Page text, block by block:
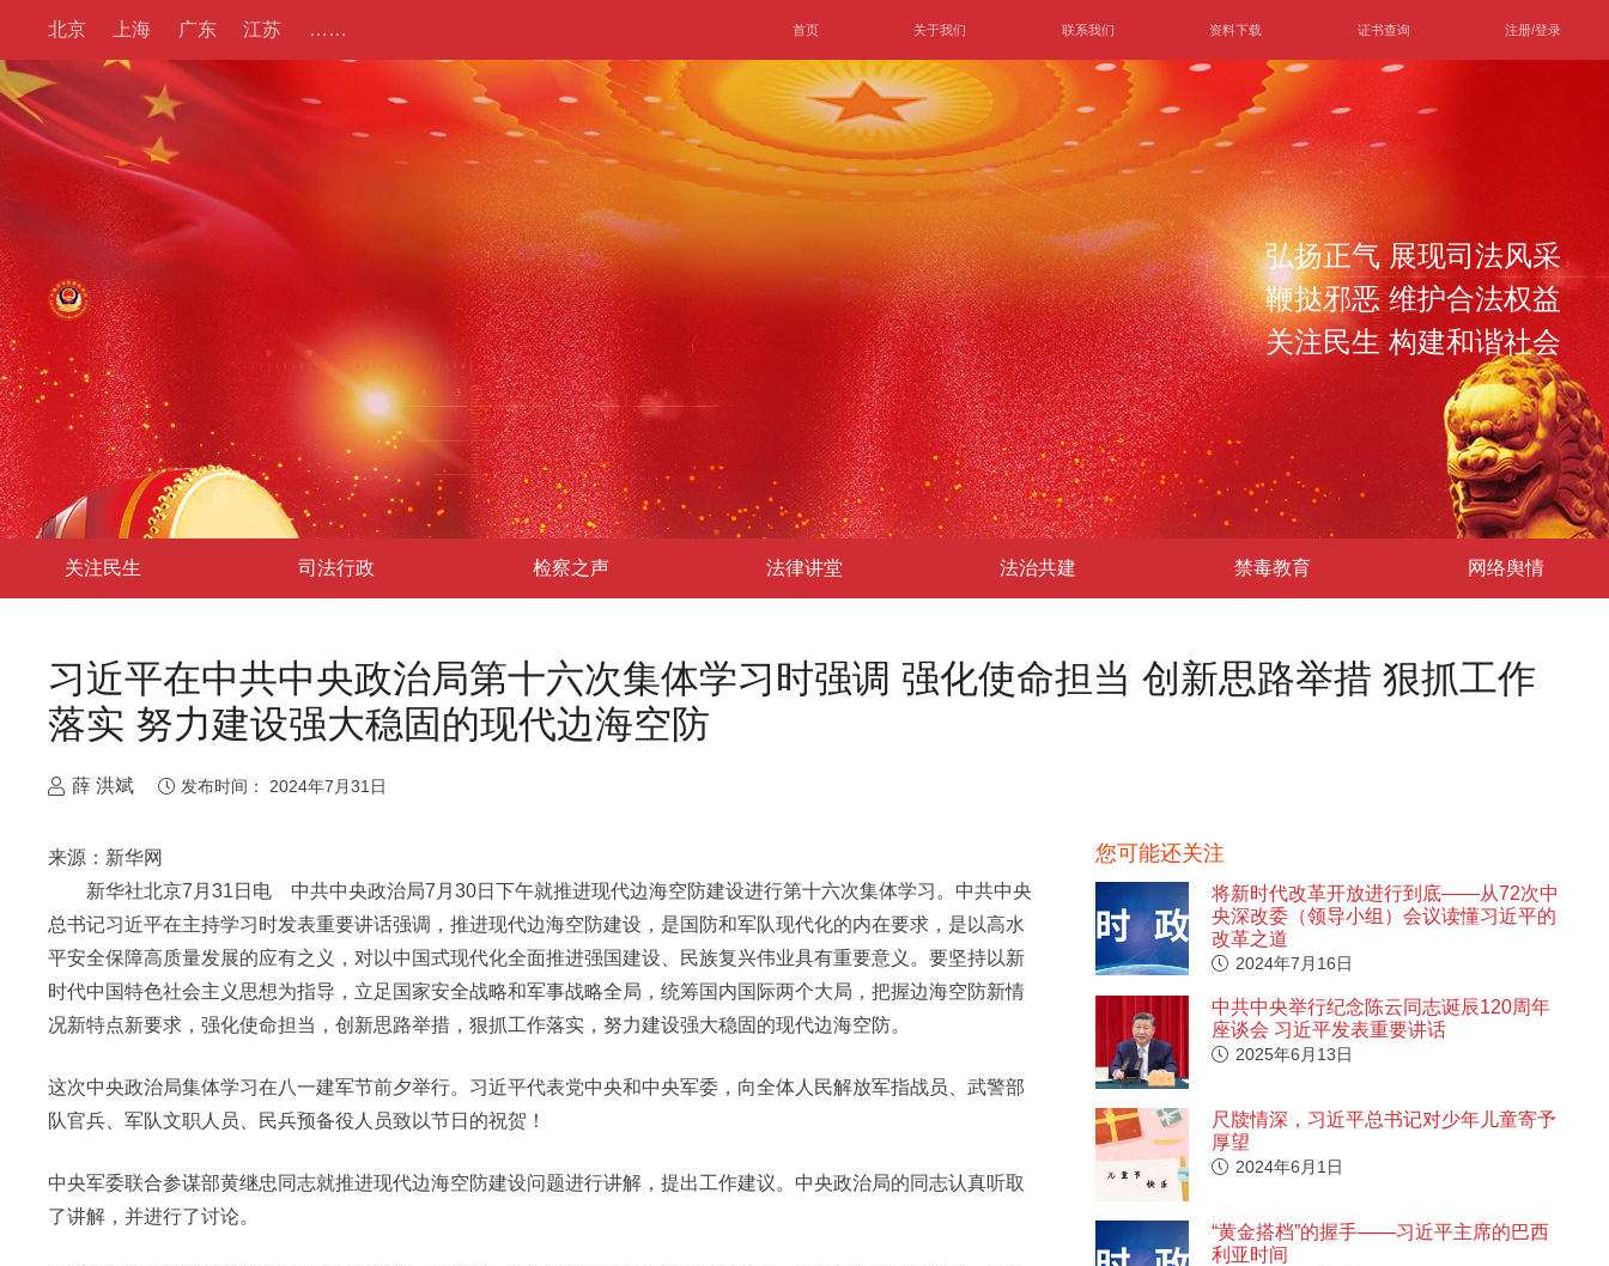
北京 上海 广东 江苏 …… 首页 关于我们 联系我们 资料下载 证书查询 注册/登录
弘扬正气 展现司法风采
鞭挞邪恶 维护合法权益
关注民生 构建和谐社会
关注民生 司法行政 检察之声 法律讲堂 法治共建 禁毒教育 网络舆情
习近平在中共中央政治局第十六次集体学习时强调 强化使命担当 创新思路举措 狠抓工作
落实 努力建设强大稳固的现代边海空防
薛 洪斌 发布时间： 2024年7月31日
来源：新华网
新华社北京7月31日电 中共中央政治局7月30日下午就推进现代边海空防建设进行第十六次集体学习。中共中央
总书记习近平在主持学习时发表重要讲话强调，推进现代边海空防建设，是国防和军队现代化的内在要求，是以高水
平安全保障高质量发展的应有之义，对以中国式现代化全面推进强国建设、民族复兴伟业具有重要意义。要坚持以新
时代中国特色社会主义思想为指导，立足国家安全战略和军事战略全局，统筹国内国际两个大局，把握边海空防新情
况新特点新要求，强化使命担当，创新思路举措，狠抓工作落实，努力建设强大稳固的现代边海空防。
这次中央政治局集体学习在八一建军节前夕举行。习近平代表党中央和中央军委，向全体人民解放军指战员、武警部
队官兵、军队文职人员、民兵预备役人员致以节日的祝贺！
中央军委联合参谋部黄继忠同志就推进现代边海空防建设问题进行讲解，提出工作建议。中央政治局的同志认真听取
了讲解，并进行了讨论。
您可能还关注
将新时代改革开放进行到底——从72次中
央深改委（领导小组）会议读懂习近平的
改革之道
2024年7月16日
中共中央举行纪念陈云同志诞辰120周年
座谈会 习近平发表重要讲话
2025年6月13日
尺牍情深，习近平总书记对少年儿童寄予
厚望
2024年6月1日
“黄金搭档”的握手——习近平主席的巴西
利亚时间